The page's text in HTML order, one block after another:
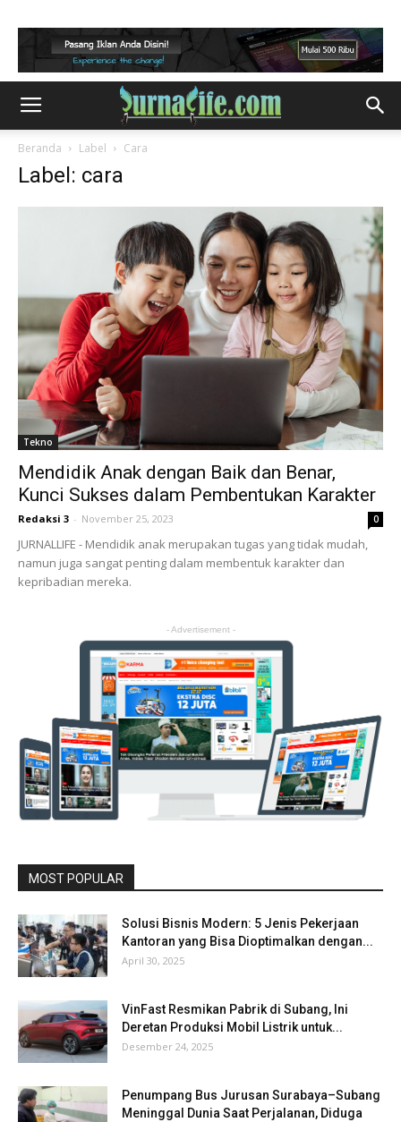
Beranda Label Cara
Label: cara
Tekno
Mendidik Anak dengan Baik dan Benar,
Kunci Sukses dalam Pembentukan Karakter
Redaksi 3 - November 25, 2023 0
JURNALLIFE - Mendidik anak merupakan tugas yang tidak mudah,
namun juga sangat penting dalam membentuk karakter dan
kepribadian mereka.
- Advertisement -
MOST POPULAR
Solusi Bisnis Modern: 5 Jenis Pekerjaan
Kantoran yang Bisa Dioptimalkan dengan...
April 30, 2025
VinFast Resmikan Pabrik di Subang, Ini
Deretan Produksi Mobil Listrik untuk...
Desember 24, 2025
Penumpang Bus Jurusan Surabaya–Subang
Meninggal Dunia Saat Perjalanan, Diduga